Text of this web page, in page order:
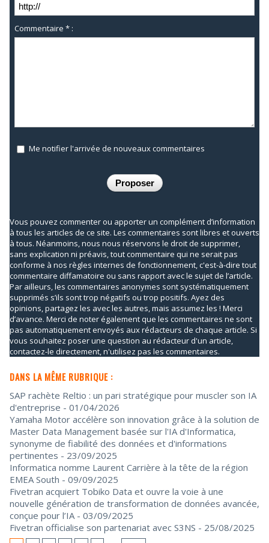
Commentaire * :
Me notifier l'arrivée de nouveaux commentaires
Vous pouvez commenter ou apporter un complément d’information
à tous les articles de ce site. Les commentaires sont libres et ouverts
à tous. Néanmoins, nous nous réservons le droit de supprimer,
sans explication ni préavis, tout commentaire qui ne serait pas
conforme à nos règles internes de fonctionnement, c'est-à-dire tout
commentaire diffamatoire ou sans rapport avec le sujet de l’article.
Par ailleurs, les commentaires anonymes sont systématiquement
supprimés s’ils sont trop négatifs ou trop positifs. Ayez des
opinions, partagez les avec les autres, mais assumez les ! Merci
d’avance. Merci de noter également que les commentaires ne sont
pas automatiquement envoyés aux rédacteurs de chaque article. Si
vous souhaitez poser une question au rédacteur d'un article,
contactez-le directement, n'utilisez pas les commentaires.
DANS LA MÊME RUBRIQUE :
SAP rachète Reltio : un pari stratégique pour muscler son IA
d'entreprise - 01/04/2026
Yamaha Motor accélère son innovation grâce à la solution de
Master Data Management basée sur l'IA d'Informatica,
synonyme de fiabilité des données et d'informations
pertinentes - 23/09/2025
Informatica nomme Laurent Carrière à la tête de la région
EMEA South - 09/09/2025
Fivetran acquiert Tobiko Data et ouvre la voie à une
nouvelle génération de transformation de données avancée,
conçue pour l’IA - 03/09/2025
Fivetran officialise son partenariat avec S3NS - 25/08/2025